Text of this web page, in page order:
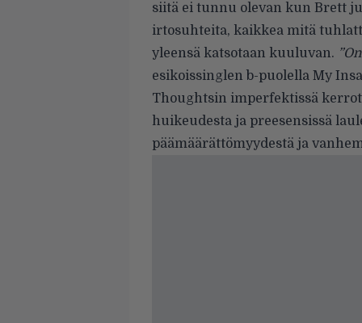
siitä ei tunnu olevan kun Brett
irtosuhteita, kaikkea mitä
yleensä katsotaan kuuluvan.
esikoissinglen b-puolella My
Thoughtsin imperfektissä
huikeudesta ja preesensissä
päämäärättömyydestä ja